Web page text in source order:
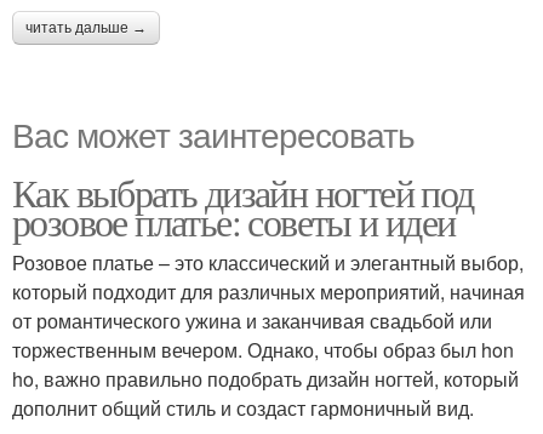
читать дальше →
Вас может заинтересовать
Как выбрать дизайн ногтей под
розовое платье: советы и идеи
Розовое платье – это классический и элегантный выбор,
который подходит для различных мероприятий, начиная
от романтического ужина и заканчивая свадьбой или
торжественным вечером. Однако, чтобы образ был hon
ho, важно правильно подобрать дизайн ногтей, который
дополнит общий стиль и создаст гармоничный вид.